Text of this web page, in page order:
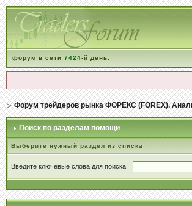
форум в сети 7424-й день.
Форум трейдеров рынка ФОРЕКС (FOREX).
Поиск по разделам помощи
Выберите нужный раздел из списка
Введите ключевые слова для поиска